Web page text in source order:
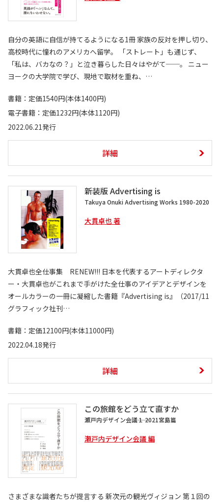
自分の英語に自信が持てるようになる1冊 家族の反対を押し切り、
高校時代に憧れのアメリカへ留学。 「ストレート」も通じず、
「私は、バカなの？」と泣き暮らした日々はやがて──。 ニュー
ヨークの大学院で学び、現地で取材を重ね、…
書籍：定価1540円(本体1400円)
電子書籍：定価1232円(本体1120円)
2022.06.21発行
詳細
新装版 Advertising is
Takuya Onuki Advertising Works 1980-2020
大貫卓也 著
大貫卓也全仕事集 RENEW!!! 日本を代表するアートディレクタ
ー・大貫卓也がこれまで手がけた全仕事のアイデアとデザインを
オールカラーの一冊に凝縮した書籍『Advertising is』（2017/11
グラフィック社刊…
書籍：定価12100円(本体11000円)
2022.04.18発行
詳細
この旅館をどう立て直すか
瀬戸内デザイン会議――１ 2021宮島篇
瀬戸内デザイン会議 編
さまざまな識者たちが提言する 新次元の観光ヴィジョン 第１回の